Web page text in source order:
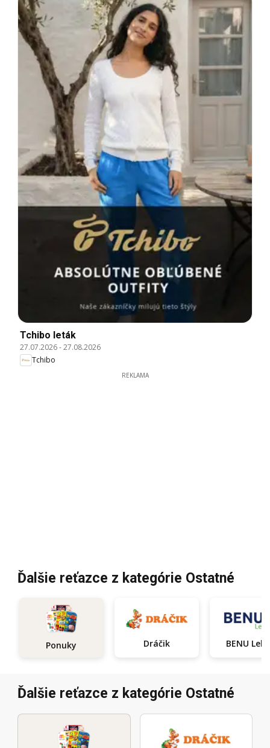
Tchibo leták
27.07.2026-27.08.2026
Tchibo
REKLAMA
Ďalšie reťazce z kategórie Ostatné
Ponuky Dráčik
Ďalšie reťazce z kategórie Ostatné